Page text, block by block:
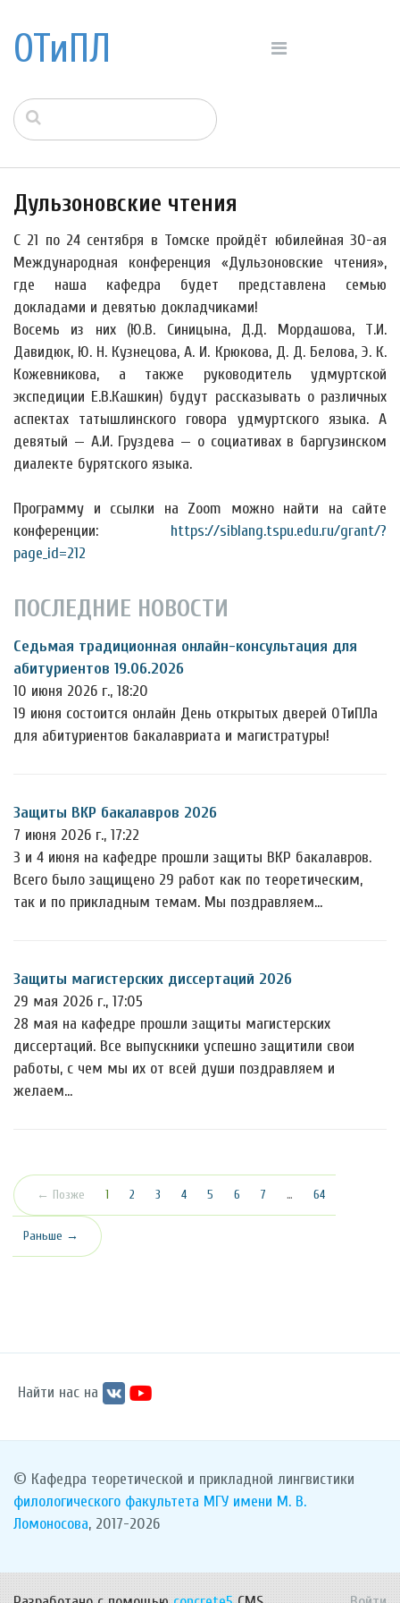
ОТиПЛ
Дульзоновские чтения
С 21 по 24 сентября в Томске пройдёт юбилейная 30-ая
Международная конференция «Дульзоновские чтения»,
где наша кафедра будет представлена семью
докладами и девятью докладчиками!
Восемь из них (Ю.В. Синицына, Д.Д. Мордашова, Т.И.
Давидюк, Ю. Н. Кузнецова, А. И. Крюкова, Д. Д. Белова, Э. К.
Кожевникова, а также руководитель удмуртской
экспедиции Е.В.Кашкин) будут рассказывать о различных
аспектах татышлинского говора удмуртского языка. А
девятый — А.И. Груздева — о социативах в баргузинском
диалекте бурятского языка.
Программу и ссылки на Zoom можно найти на сайте
конференции: https://siblang.tspu.edu.ru/grant/?
page_id=212
ПОСЛЕДНИЕ НОВОСТИ
Седьмая традиционная онлайн-консультация для
абитуриентов 19.06.2026
10 июня 2026 г., 18:20
19 июня состоится онлайн День открытых дверей ОТиПЛа
для абитуриентов бакалавриата и магистратуры!
Защиты ВКР бакалавров 2026
7 июня 2026 г., 17:22
3 и 4 июня на кафедре прошли защиты ВКР бакалавров.
Всего было защищено 29 работ как по теоретическим,
так и по прикладным темам. Мы поздравляем…
Защиты магистерских диссертаций 2026
29 мая 2026 г., 17:05
28 мая на кафедре прошли защиты магистерских
диссертаций. Все выпускники успешно защитили свои
работы, с чем мы их от всей души поздравляем и
желаем…
← Позже 1 (текущая)
2 3 4 5 6 7 … 64
Раньше →
Найти нас на
© Кафедра теоретической и прикладной лингвистики
филологического факультета МГУ имени М. В.
Ломоносова, 2017-2026